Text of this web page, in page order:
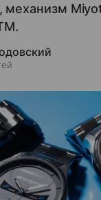
механизм